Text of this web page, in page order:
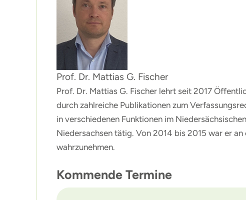
Prof. Dr. Mattias G. Fischer
Prof. Dr. Mattias G. Fischer lehrt seit 2017
durch zahlreiche Publikationen zum
in verschiedenen Funktionen im
Niedersachsen tätig. Von 2014 bis 2015 war er
wahrzunehmen.
Kommende Termine